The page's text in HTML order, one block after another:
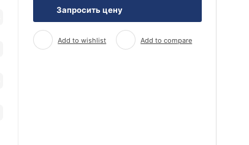
Запросить цену
Add to wishlist Add to compare